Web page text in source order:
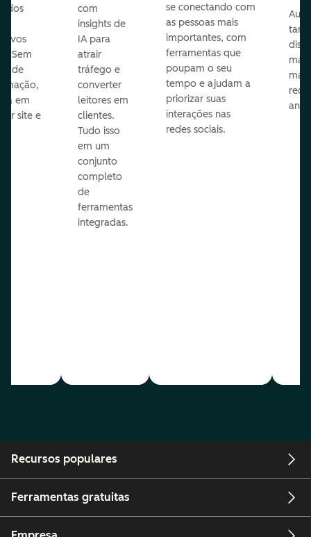
Sem
de
em
site e
com
insights de
IA para
atrair
tráfego e
converter
leitores em
clientes.
Tudo isso
em um
conjunto
completo
de
ferramentas
integradas.
se conectando com
as pessoas mais
importantes, com
ferramentas que
poupam o seu
tempo e ajudam a
priorizar suas
interações nas
redes sociais.
mail
Recursos populares
Ferramentas gratuitas